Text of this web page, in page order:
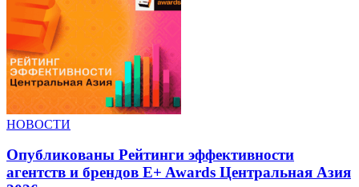
НОВОСТИ
Опубликованы Рейтинги эффективности
агентств и брендов E+ Awards Центральная Азия